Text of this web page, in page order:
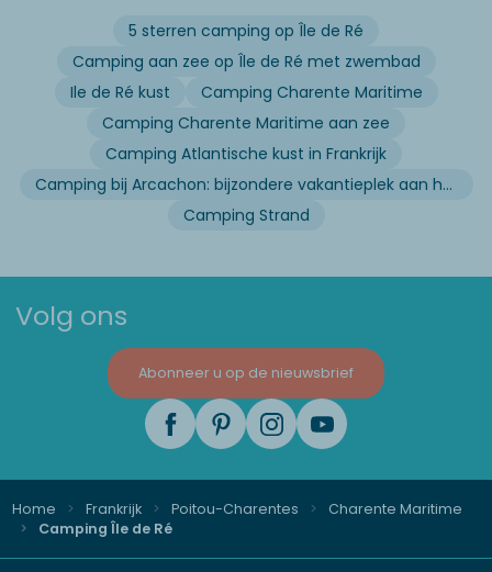
5 sterren camping op Île de Ré
Camping aan zee op Île de Ré met zwembad
Ile de Ré kust
Camping Charente Maritime
Camping Charente Maritime aan zee
Camping Atlantische kust in Frankrijk
Camping bij Arcachon: bijzondere vakantieplek aan het water
Camping Strand
Volg ons
Abonneer u op de nieuwsbrief
Home Frankrijk Poitou-Charentes
Charente Maritime
Camping Île de Ré